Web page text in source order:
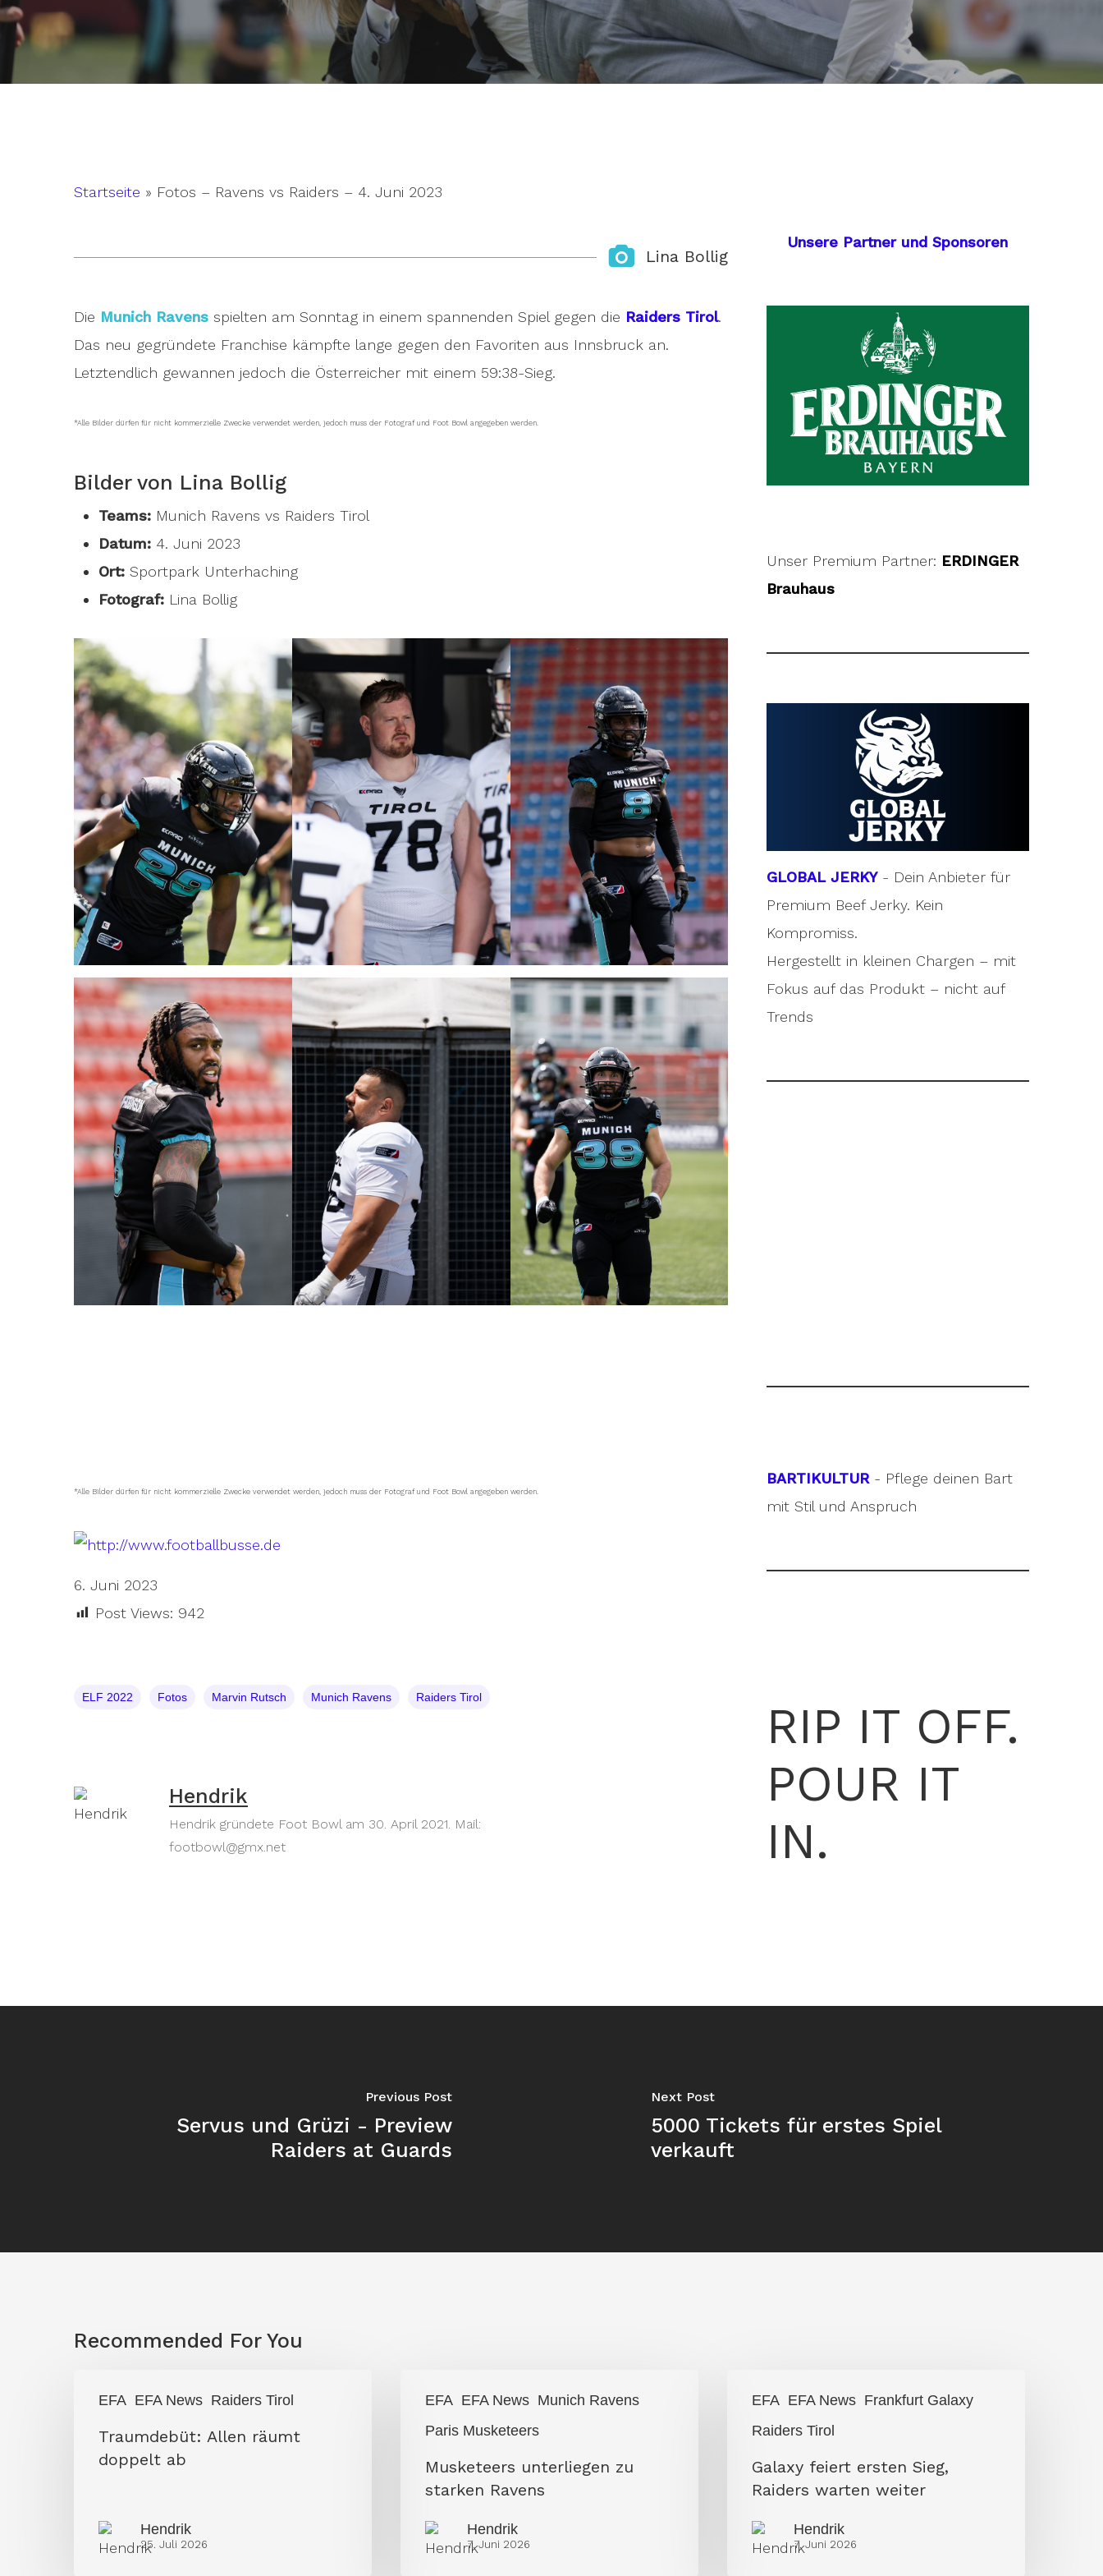
Hit enter to search or ESC to close
Startseite » Fotos – Ravens vs Raiders – 4. Juni 2023
Lina Bollig
Die Munich Ravens spielten am Sonntag in einem spannenden Spiel gegen die Raiders Tirol.
Das neu gegründete Franchise kämpfte lange gegen den Favoriten aus Innsbruck an.
Letztendlich gewannen jedoch die Österreicher mit einem 59:38-Sieg.
*Alle Bilder dürfen für nicht kommerzielle Zwecke verwendet werden, jedoch muss der Fotograf und Foot Bowl angegeben werden.
Bilder von Lina Bollig
Teams: Munich Ravens vs Raiders Tirol
Datum: 4. Juni 2023
Ort: Sportpark Unterhaching
Fotograf: Lina Bollig
*Alle Bilder dürfen für nicht kommerzielle Zwecke verwendet werden, jedoch muss der Fotograf und Foot Bowl angegeben werden.
6. Juni 2023
Post Views: 942
ELF 2022 Fotos Marvin Rutsch Munich Ravens Raiders Tirol
Hendrik
Hendrik gründete Foot Bowl am 30. April 2021. Mail:
footbowl@gmx.net
Unsere Partner und Sponsoren
Unser Premium Partner: ERDINGER
Brauhaus
GLOBAL JERKY- Dein Anbieter für
Premium Beef Jerky. Kein
Kompromiss.
Hergestellt in kleinen Chargen – mit
Fokus auf das Produkt – nicht auf
Trends
BARTIKULTUR- Pflege deinen Bart
mit Stil und Anspruch
RIP IT OFF.
POUR IT
IN.
Previous Post
Servus und Grüzi - Preview
Raiders at Guards
Next Post
5000 Tickets für erstes Spiel
verkauft
Recommended For You
EFA EFA News Raiders Tirol
Allen
räumt
doppelt
Traumdebüt: Allen räumt
doppelt ab
Hendrik
25. Juli 2026
EFA EFA News Munich Ravens
Paris Musketeers
unterliegen
starken
Ravens
Musketeers unterliegen zu
starken Ravens
Hendrik
7. Juni 2026
EFA EFA News Frankfurt Galaxy
Raiders Tirol
feiert
ersten
Sieg,
Raiders
warten
weiter
Galaxy feiert ersten Sieg,
Raiders warten weiter
Hendrik
7. Juni 2026